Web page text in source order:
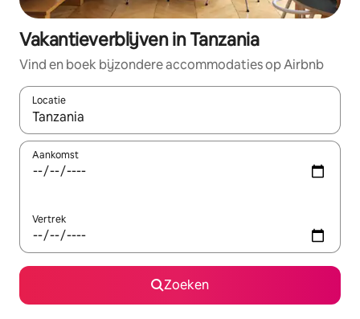
Vakantieverblijven in Tanzania
Vind en boek bijzondere accommodaties op Airbnb
Locatie
Wanneer er resultaten beschikbaar zijn, maak je een keuze
Aankomst
Vertrek
Zoeken